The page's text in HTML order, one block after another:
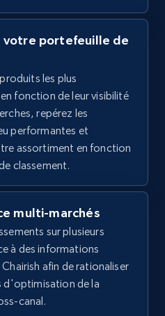
Commencer
Description, Detailed
policy, and more.
Commencer
name, Seller rating,
Root category, and
votre portefeuille de
les plus
fonction de leur visibilité
repérez les
performantes et
assortiment en fonction
classement.
multi-marchés
sur plusieurs
à des informations
afin de rationaliser
d'optimisation de la
canal.